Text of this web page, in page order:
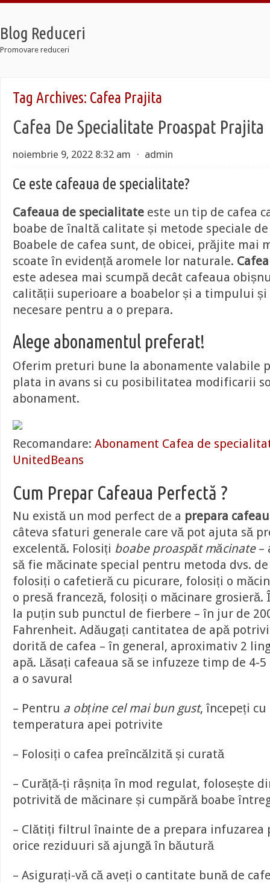
Blog Reduceri
Promovare reduceri
Jordan 12 Taxi
Jordan Retro
Jordan 12 Taxi
Lebron Soldier 7
Tag Archives: Cafea Prajita
Cafea De Specialitate Proaspat Prajita
noiembrie 9, 2022 8:32 am ⋅ admin
Ce este cafeaua de specialitate?
Cafeaua de specialitate este un tip de cafea
boabe de înaltă calitate și metode speciale
Boabele de cafea sunt, de obicei, prăjite mai
scoate în evidență aromele lor naturale.
este adesea mai scumpă decât cafeaua
calității superioare a boabelor și a timpului
necesare pentru a o prepara.
Alege abonamentul preferat!
Oferim preturi bune la abonamente valabile
plata in avans si cu posibilitatea modificarii
abonament.
Recomandare: Abonament Cafea de
UnitedBeans
Cum Prepar Cafeaua Perfectă ?
Nu există un mod perfect de a prepara
câteva sfaturi generale care vă pot ajuta să
excelentă. Folosiți boabe proaspăt măcinate –
să fie măcinate special pentru metoda dvs.
folosiți o cafetieră cu picurare, folosiți o
o presă franceză, folosiți o măcinare grosieră.
la puțin sub punctul de fierbere – în jur de
Fahrenheit. Adăugați cantitatea de apă
dorită de cafea – în general, aproximativ 2
apă. Lăsați cafeaua să se infuzeze timp de 4-
a o savura!
– Pentru a obține cel mai bun gust, începeți
temperatura apei potrivite
– Folosiți o cafea preîncălzită și curată
– Curăță-ți râșnița în mod regulat, folosește
potrivită de măcinare și cumpără boabe
– Clătiți filtrul înainte de a prepara infuzarea
orice reziduuri să ajungă în băutură
– Asigurați-vă că aveți o cantitate bună de